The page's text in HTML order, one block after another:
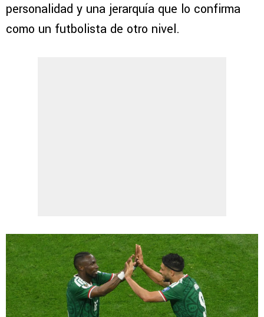
personalidad y una jerarquía que lo confirma
como un futbolista de otro nivel.